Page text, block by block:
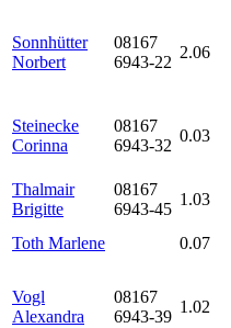
Sonnhütter
Norbert
08167
6943-22
2.06
Steinecke
Corinna
08167
6943-32
0.03
Thalmair
Brigitte
08167
6943-45
1.03
Toth Marlene
0.07
Vogl
Alexandra
08167
6943-39
1.02